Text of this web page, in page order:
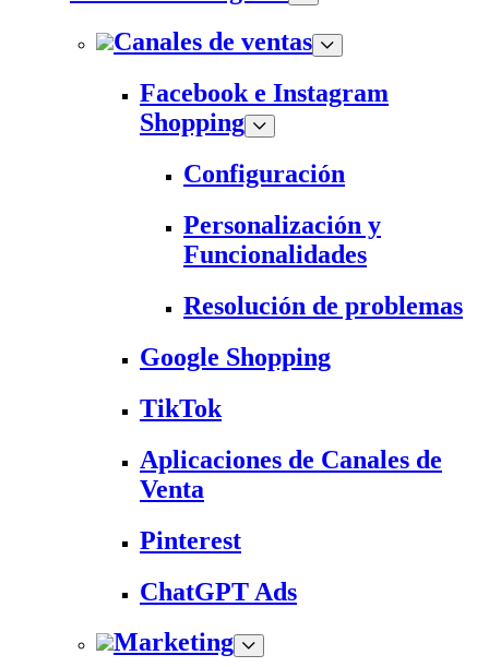
Canales de ventas
Facebook e Instagram
Shopping
Configuración
Personalización y
Funcionalidades
Resolución de problemas
Google Shopping
TikTok
Aplicaciones de Canales de
Venta
Pinterest
ChatGPT Ads
Marketing